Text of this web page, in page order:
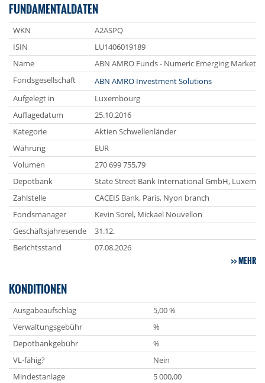
FUNDAMENTALDATEN
WKN
A2ASPQ
ISIN
LU1406019189
Name
ABN AMRO Funds - Numeric Emerging Markets
Fondsgesellschaft
ABN AMRO Investment Solutions
Aufgelegt in
Luxembourg
Auflagedatum
25.10.2016
Kategorie
Aktien Schwellenländer
Währung
EUR
Volumen
270 699 755,79
Depotbank
State Street Bank International GmbH,
Zahlstelle
CACEIS Bank, Paris, Nyon branch
Fondsmanager
Kevin Sorel, Mickael Nouvellon
Geschäftsjahresende
31.12.
Berichtsstand
07.08.2026
MEHR
KONDITIONEN
Ausgabeaufschlag
5,00 %
Verwaltungsgebühr
%
Depotbankgebühr
%
VL-fähig?
Nein
Mindestanlage
5 000,00